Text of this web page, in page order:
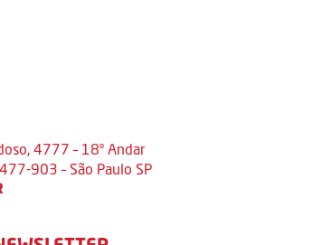
4777 – 18º Andar
903 – São Paulo SP